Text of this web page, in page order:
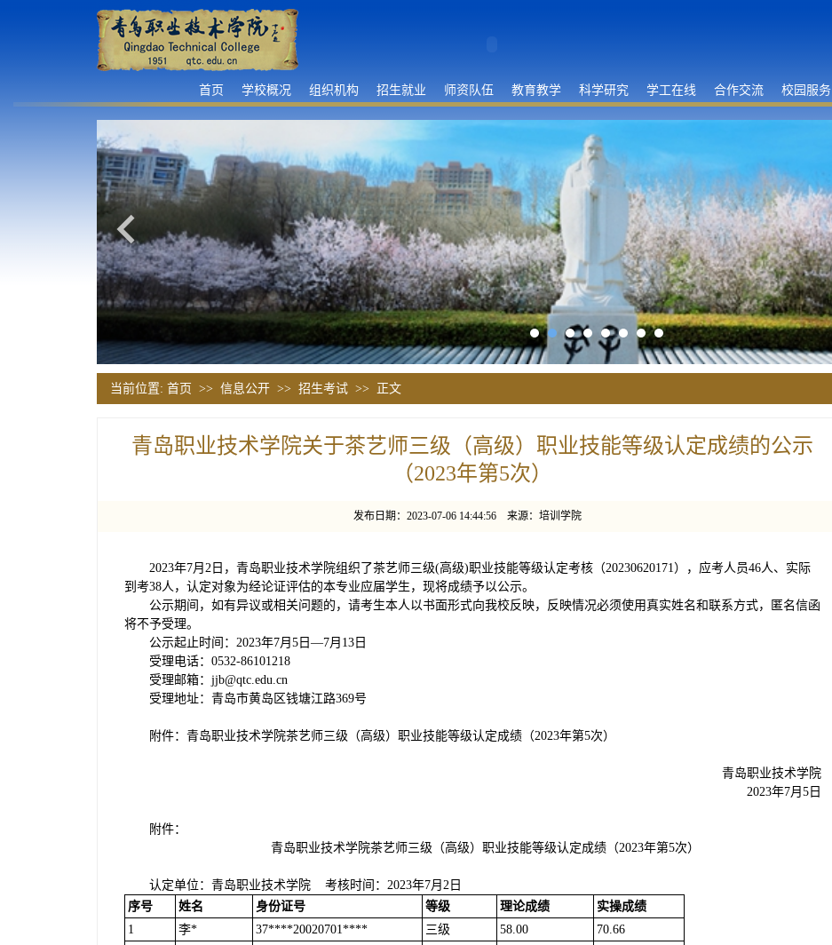
首页 学校概况 组织机构 招生就业 师资队伍 教育教学 科学研究 学工在线 合作交流 校园服务
当前位置: 首页 >> 信息公开>> 招生考试>> 正文
青岛职业技术学院关于茶艺师三级（高级）职业技能等级认定成绩的公示
（2023年第5次）
发布日期：2023-07-06 14:44:56 来源：培训学院
2023年7月2日，青岛职业技术学院组织了茶艺师三级(高级)职业技能等级认定考核（20230620171），应考人员46人、实际
到考38人，认定对象为经论证评估的本专业应届学生，现将成绩予以公示。
公示期间，如有异议或相关问题的，请考生本人以书面形式向我校反映，反映情况必须使用真实姓名和联系方式，匿名信函
将不予受理。
公示起止时间：2023年7月5日—7月13日
受理电话：0532-86101218
受理邮箱：jjb@qtc.edu.cn
受理地址：青岛市黄岛区钱塘江路369号
附件：青岛职业技术学院茶艺师三级（高级）职业技能等级认定成绩（2023年第5次）
青岛职业技术学院
2023年7月5日
附件：
青岛职业技术学院茶艺师三级（高级）职业技能等级认定成绩（2023年第5次）
认定单位：青岛职业技术学院 考核时间：2023年7月2日
序号
姓名 身份证号 等级 理论成绩
实操成绩
1
李* 37****20020701**** 三级 58.00
70.66